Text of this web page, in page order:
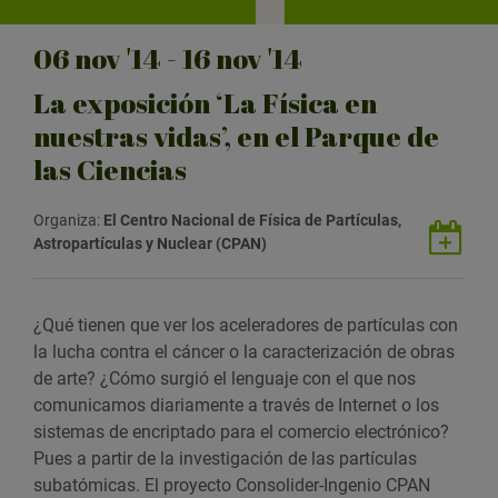
06nov'14 - 16nov'14
La exposición ‘La Física en
nuestras vidas’, en el Parque de
las Ciencias
Organiza: El Centro Nacional de Física de Partículas,
Astropartículas y Nuclear (CPAN)
¿Qué tienen que ver los aceleradores de partículas con
la lucha contra el cáncer o la caracterización de obras
de arte? ¿Cómo surgió el lenguaje con el que nos
comunicamos diariamente a través de Internet o los
sistemas de encriptado para el comercio electrónico?
Pues a partir de la investigación de las partículas
subatómicas. El proyecto Consolider-Ingenio CPAN